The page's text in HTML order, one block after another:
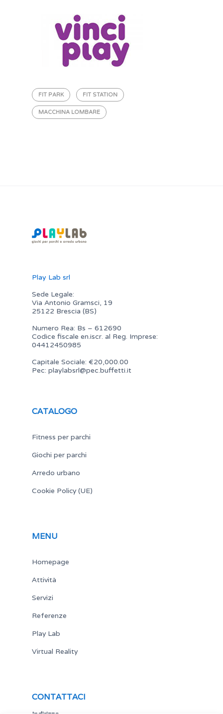
FIT PARK FIT STATION
MACCHINA LOMBARE
Play Lab srl
Sede Legale:
Via Antonio Gramsci, 19
25122 Brescia (BS)
Numero Rea: Bs – 612690
Codice fiscale en.iscr. al Reg. Imprese:
04412450985
Capitale Sociale: €20,000.00
Pec: playlabsrl@pec.buffetti.it
CATALOGO
Fitness per parchi
Giochi per parchi
Arredo urbano
Cookie Policy (UE)
MENU
Homepage
Attività
Servizi
Referenze
Play Lab
Virtual Reality
CONTATTACI